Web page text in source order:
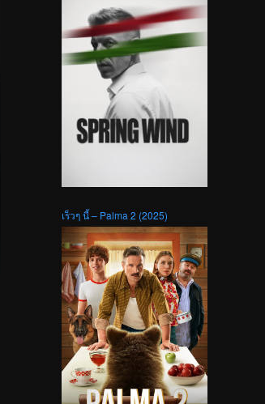
เร็วๆ นี้ – Palma 2 (2025)